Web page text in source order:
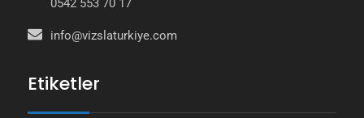
0542 553 70 17
info@vizslaturkiye.com
Etiketler